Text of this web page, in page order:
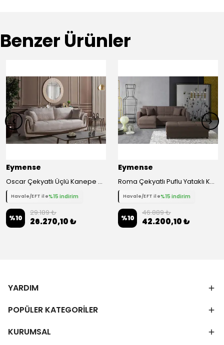
Benzer Ürünler
Eymense
Oscar Çekyatlı Üçlü Kanepe Çekyat - Bej
Havale/EFT ile%15 indirim
%10
29.189 ₺
26.270,10 ₺
Eymense
Roma Çekyatlı Puflu Yataklı Köşe Koltuk Takımı
Havale/EFT ile%15 indirim
%10
46.889 ₺
42.200,10 ₺
YARDIM
POPÜLER KATEGORİLER
KURUMSAL